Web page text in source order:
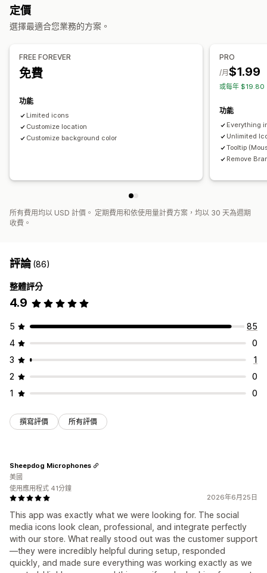
動畫
行動裝置回應式設計 配合特定裝置
手動排列 自動排列
結帳頁面
商品系列頁面
產品頁面
定價
選擇最適合您業務的方案。
FREE FOREVER
免費
功能
Limited icons
Customize location
Customize background color
PRO
$1.99
/月
或每年 $19.80
功能
Everything
Unlimited
Tooltip
Remove
所有費用均以 USD 計價。 定期費用和依使用量計費方案，均以 30 天為週期
收費。
評論(86)
整體評分
4.9
5
85
4
0
3
1
2
0
1
0
撰寫評價 所有評價
2026年6月25日
This app was exactly what we were looking for. The social
media icons look clean, professional, and integrate perfectly
with our store. What really stood out was the customer support
—they were incredibly helpful during setup, responded
quickly, and made sure everything was working exactly as we
Sheepdog Microphones
美國
使用應用程式 41分鐘